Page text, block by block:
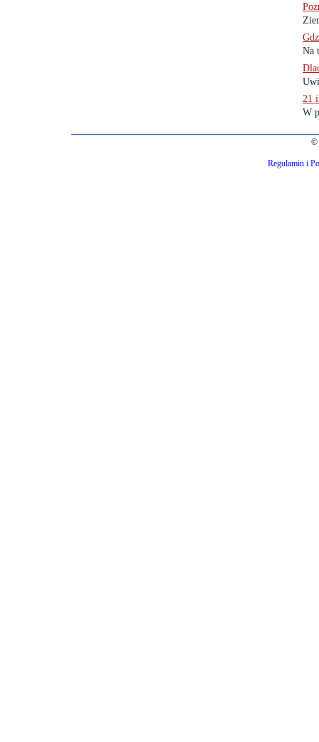
Na
21
W
©
Regulamin i